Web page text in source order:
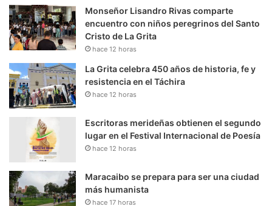
Monseñor Lisandro Rivas comparte
encuentro con niños peregrinos del Santo
Cristo de La Grita
hace 12 horas
La Grita celebra 450 años de historia, fe y
resistencia en el Táchira
hace 12 horas
Escritoras merideñas obtienen el segundo
lugar en el Festival Internacional de Poesía
hace 12 horas
Maracaibo se prepara para ser una ciudad
más humanista
hace 17 horas